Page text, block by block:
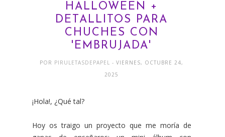
HALLOWEEN +
DETALLITOS PARA
CHUCHES CON
'EMBRUJADA'
POR PIRULETASDEPAPEL- VIERNES, OCTUBRE 24,
2025
¡Hola!, ¿Qué tal?
Hoy os traigo un proyecto que me moría de